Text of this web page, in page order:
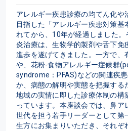
アレルギー疾患診療の均てん化や
目指した「アレルギー疾患対策基
れてから、10年が経過しました
炎治療は、生物学的製剤や舌下免
進歩を遂げてきました。一方で、
や、花粉-食物アレルギー症候群
syndrome：PFAS)などの関連疾
か、病態の解明や実態を把握する
地域の実情に即した診療体制の構
っています。本座談会では、鼻ア
世代を担う若手リーダーとして第
生方にお集まりいただき、それぞ